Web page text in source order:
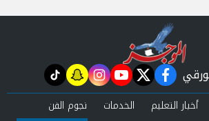
facebook
twitter
youtube
instagram
snapchat
tiktok
أخبار التعليم الخدمات
نجوم الفن